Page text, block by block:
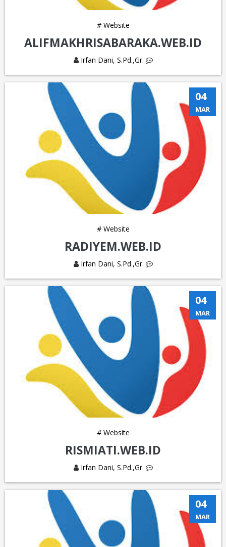
#Website
ALIFMAKHRISABARAKA.WEB.ID
Irfan Dani, S.Pd.,Gr.
04
MAR
#Website
RADIYEM.WEB.ID
Irfan Dani, S.Pd.,Gr.
04
MAR
#Website
RISMIATI.WEB.ID
Irfan Dani, S.Pd.,Gr.
04
MAR